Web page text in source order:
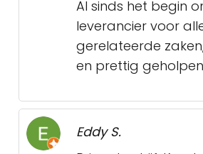
Al sinds het begin
leverancier voor
gerelateerde
en prettig
Eddy S.